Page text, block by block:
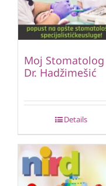
Moj Stomatolog
Dr. Hadžimešić
Details